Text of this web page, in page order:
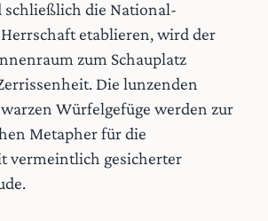
schließlich die National-
etablieren, wird der
zum Schauplatz
Die lunzenden
Würfelgefüge werden zur
Metapher für die
vermeintlich gesicherter